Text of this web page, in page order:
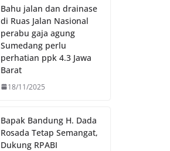
Bahu jalan dan drainase
di Ruas Jalan Nasional
perabu gaja agung
Sumedang perlu
perhatian ppk 4.3 Jawa
Barat
18/11/2025
Bapak Bandung H. Dada
Rosada Tetap Semangat,
Dukung RPABI